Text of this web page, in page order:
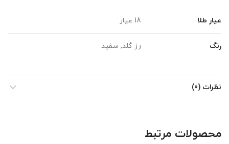
عیار طلا 18 عیار
رنگ رز گلد, سفید
نظرات (0)
محصولات مرتبط